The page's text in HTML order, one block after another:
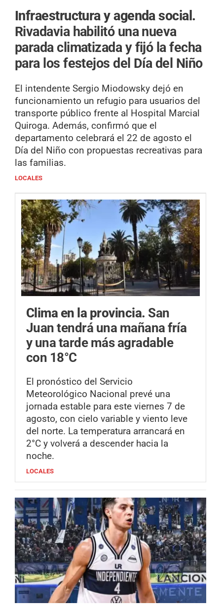
Infraestructura y agenda social.
Rivadavia habilitó una nueva
parada climatizada y fijó la fecha
para los festejos del Día del Niño
El intendente Sergio Miodowsky dejó en
funcionamiento un refugio para usuarios del
transporte público frente al Hospital Marcial
Quiroga. Además, confirmó que el
departamento celebrará el 22 de agosto el
Día del Niño con propuestas recreativas para
las familias.
LOCALES
Clima en la provincia. San
Juan tendrá una mañana fría
y una tarde más agradable
con 18°C
El pronóstico del Servicio
Meteorológico Nacional prevé una
jornada estable para este viernes 7 de
agosto, con cielo variable y viento leve
del norte. La temperatura arrancará en
2°C y volverá a descender hacia la
noche.
LOCALES